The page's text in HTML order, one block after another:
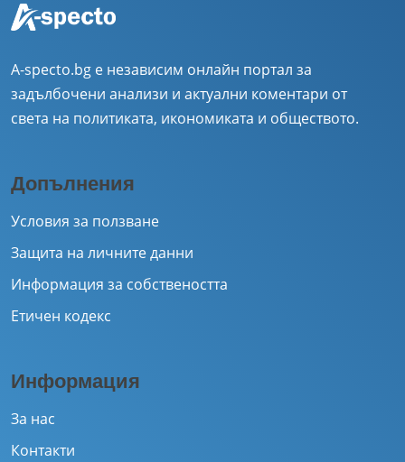
A-specto.bg е независим онлайн портал за
задълбочени анализи и актуални коментари от
света на политиката, икономиката и обществото.
Допълнения
Условия за ползване
Защита на личните данни
Информация за собствеността
Етичен кодекс
Информация
За нас
Контакти